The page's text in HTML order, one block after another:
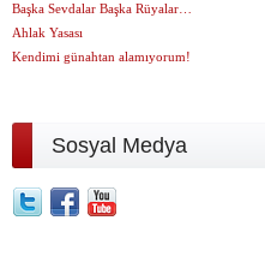
Başka Sevdalar Başka Rüyalar…
Ahlak Yasası
Kendimi günahtan alamıyorum!
Sosyal Medya